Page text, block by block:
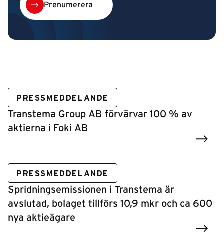
Prenumerera
PRESSMEDDELANDE
Transtema Group AB förvärvar 100 % av
aktierna i Foki AB
PRESSMEDDELANDE
Spridningsemissionen i Transtema är
avslutad, bolaget tillförs 10,9 mkr och ca 600
nya aktieägare